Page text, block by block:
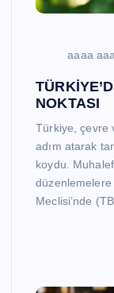
aaaa
NOKTASI
Türkiye, çevre
adım atarak
koydu.
Meclisi’nde